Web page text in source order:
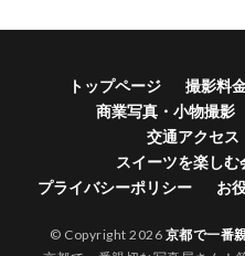
トップページ 撮影料
商業写真・小物撮影
交通アクセス
スイーツを楽しむ
プライバシーポリシー
お
© Copyright 2026 京都で一番